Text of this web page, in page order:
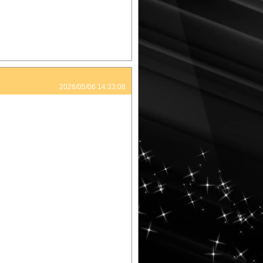
2026/05/06 14:33:08